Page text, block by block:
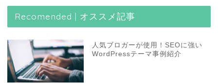
Recomended | オススメ記事
人気ブロガーが使用！SEOに強い
WordPressテーマ事例紹介